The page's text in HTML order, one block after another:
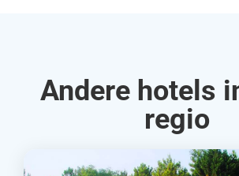
Andere hotels
regio